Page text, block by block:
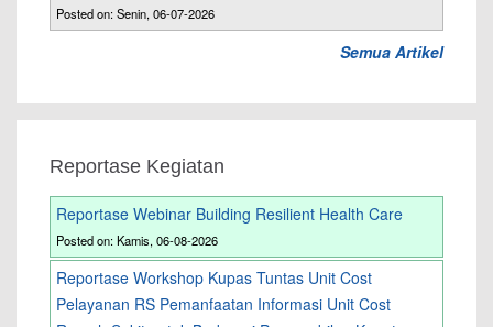
Posted on: Senin, 06-07-2026
Semua Artikel
Reportase Kegiatan
Reportase Webinar Building Resilient Health Care
Posted on: Kamis, 06-08-2026
Reportase Workshop Kupas Tuntas Unit Cost
Pelayanan RS Pemanfaatan Informasi Unit Cost